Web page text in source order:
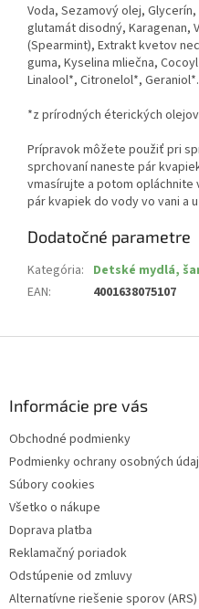
Voda, Sezamový olej,
glutamát disodný, Karagenan,
(Spearmint), Extrakt kvetov
guma, Kyselina mliečna,
Linalool*, Citronelol*, Geraniol*.
*z prírodných éterických olejov
Prípravok môžete použiť pri
sprchovaní naneste pár
vmasírujte a potom opláchnite
pár kvapiek do vody vo vani a
Dodatočné parametre
Kategória: Detské mydlá,
EAN: 4001638075107
Informácie pre vás
Obchodné podmienky
Podmienky ochrany osobných
Súbory cookies
Všetko o nákupe
Doprava platba
Reklamačný poriadok
Odstúpenie od zmluvy
Alternatívne riešenie sporov (ARS)